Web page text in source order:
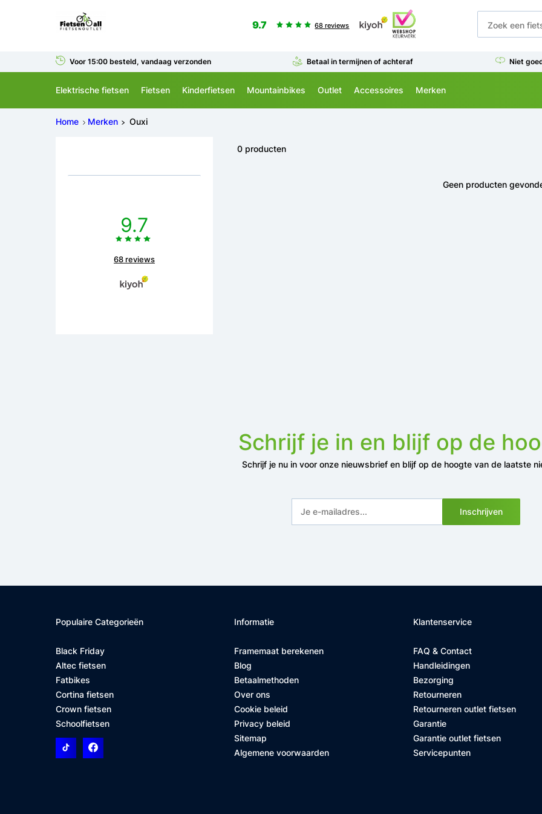
9.7 68 reviews
Voor 15:00 besteld, vandaag verzonden Betaal in termijnen of achteraf Niet
Elektrische fietsen Fietsen Kinderfietsen Mountainbikes Outlet Accessoires Merken
Home Merken Ouxi
9.7
68 reviews
0 producten
Geen producten
Schrijf je in en blijf op de
Schrijf je nu in voor onze nieuwsbrief en blijf op de hoogte van de laatste
Inschrijven
Populaire Categorieën
Black Friday
Altec fietsen
Fatbikes
Cortina fietsen
Crown fietsen
Schoolfietsen
Informatie
Framemaat berekenen
Blog
Betaalmethoden
Over ons
Cookie beleid
Privacy beleid
Sitemap
Algemene voorwaarden
Klantenservice
FAQ & Contact
Handleidingen
Bezorging
Retourneren
Retourneren outlet fietsen
Garantie
Garantie outlet fietsen
Servicepunten